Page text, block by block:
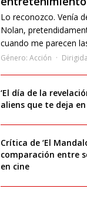
Lo reconozco. Venía
Nolan,
cuando me parecen
Género: Acción
‘El día de la
aliens que te deja
Crítica de ‘El
comparación entre
en cine